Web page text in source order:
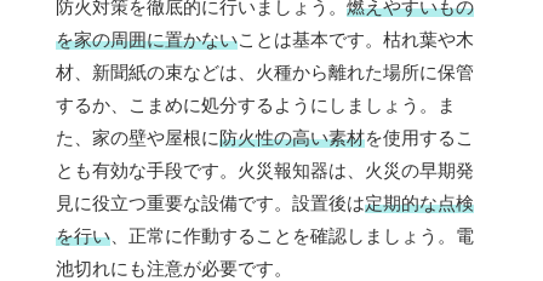
防火対策を徹底的に行いましょう。 燃えやすいもの
を家の周囲に置かないことは基本です。枯れ葉や木
材、新聞紙の束などは、火種から離れた場所に保管
するか、こまめに処分するようにしましょう。ま
た、家の壁や屋根に防火性の高い素材を使用するこ
とも有効な手段です。火災報知器は、火災の早期発
見に役立つ重要な設備です。設置後は定期的な点検
を行い、正常に作動することを確認しましょう。電
池切れにも注意が必要です。